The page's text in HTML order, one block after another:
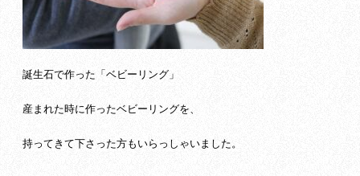
誕生石で作った「ベビーリング」
産まれた時に作ったベビーリングを、
持ってきて下さった方もいらっしゃいました。